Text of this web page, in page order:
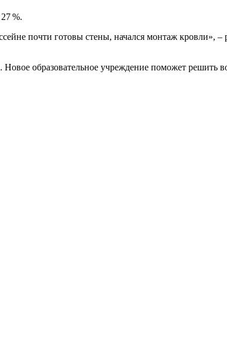
%.
почти готовы стены, начался монтаж кровли», –
образовательное учреждение поможет решить